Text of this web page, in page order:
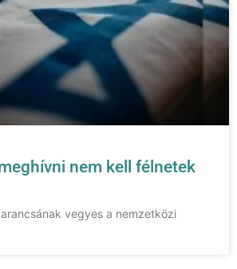
nem kell félnetek
vegyes a nemzetközi